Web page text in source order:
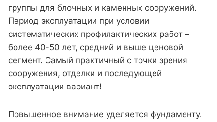
группы для блочных и каменных сооружений.
Период эксплуатации при условии
систематических профилактических работ –
более 40-50 лет, средний и выше ценовой
сегмент. Самый практичный с точки зрения
сооружения, отделки и последующей
эксплуатации вариант!
Повышенное внимание уделяется фундаменту.